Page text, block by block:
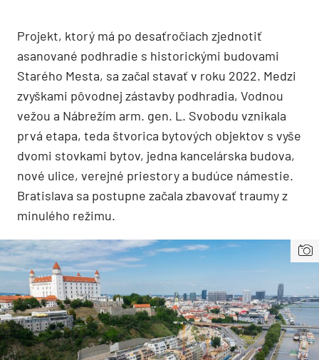
Projekt, ktorý má po desaťročiach zjednotiť
asanované podhradie s historickými budovami
Starého Mesta, sa začal stavať v roku 2022. Medzi
zvyškami pôvodnej zástavby podhradia, Vodnou
vežou a Nábrežím arm. gen. L. Svobodu vznikala
prvá etapa, teda štvorica bytových objektov s vyše
dvomi stovkami bytov, jedna kancelárska budova,
nové ulice, verejné priestory a budúce námestie.
Bratislava sa postupne začala zbavovať traumy z
minulého režimu.